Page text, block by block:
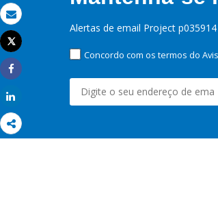
Email
Imprimir
Tweet
Share
Alertas de email Project p035914
Concordo com os termos do